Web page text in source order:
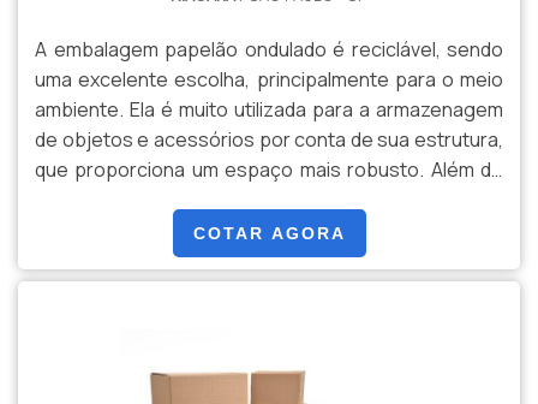
sido apontada de forma positiva no mercado pela
seriedade e qualidade que fecha o ciclo de entrega
com excelência para seus parceiros....
A embalagem papelão ondulado é reciclável, sendo
uma excelente escolha, principalmente para o meio
ambiente. Ela é muito utilizada para a armazenagem
de objetos e acessórios por conta de sua estrutura,
que proporciona um espaço mais robusto. Além do
devido à sua leveza e praticidade.O PRODUTO É
SOLICITADO POR DIVERSOS SEGMENTOSA caixa de
papelão pode ser personalizada através de
COTAR AGORA